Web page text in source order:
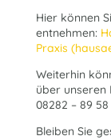
Hier können
entnehmen:
Praxis
Weiterhin
über
08282 – 89
Bleiben Sie